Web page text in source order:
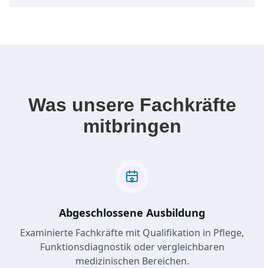
Was unsere Fachkräfte
mitbringen
Abgeschlossene Ausbildung
Examinierte Fachkräfte mit Qualifikation in Pflege,
Funktionsdiagnostik oder vergleichbaren
medizinischen Bereichen.